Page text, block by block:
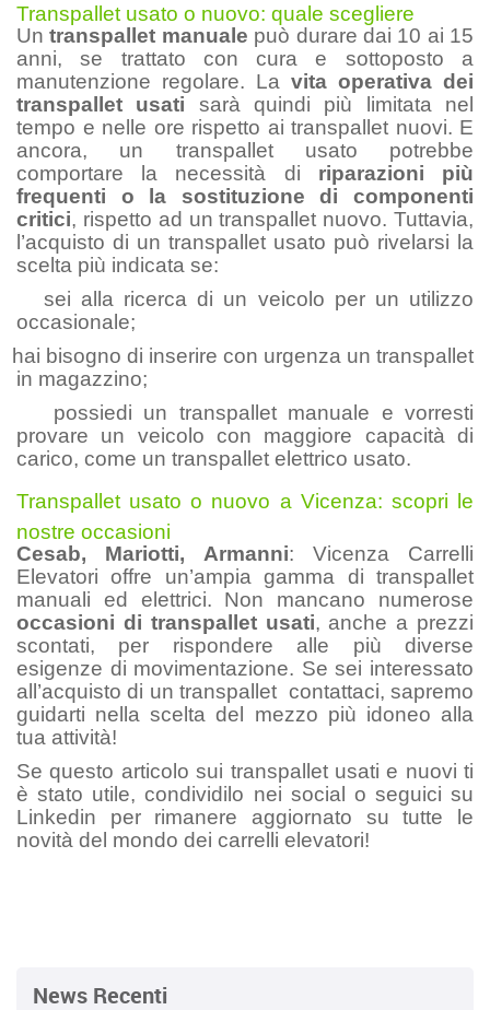
Transpallet usato o nuovo: quale scegliere
Untranspallet manuale può durare dai 10 ai 15
anni, se trattato con cura e sottoposto a
manutenzione regolare. La vita operativa dei
transpallet usati sarà quindi più limitata nel
tempo e nelle ore rispetto ai transpallet nuovi. E
ancora, un transpallet usato potrebbe
comportare la necessità di riparazioni più
frequenti o la sostituzione di componenti
critici, rispetto ad un transpallet nuovo. Tuttavia,
l’acquisto di un transpallet usato può rivelarsi la
scelta più indicata se:
sei alla ricerca di un veicolo per un utilizzo
occasionale;
hai bisogno di inserire con urgenza un transpallet
in magazzino;
possiedi un transpallet manuale e vorresti
provare un veicolo con maggiore capacità di
carico, come un transpallet elettrico usato.
Transpallet usato o nuovo a Vicenza: scopri le
nostre occasioni
Cesab, Mariotti, Armanni: Vicenza Carrelli
Elevatori offre un’ampia gamma di transpallet
manuali ed elettrici. Non mancano numerose
occasioni di transpallet usati, anche a prezzi
scontati, per rispondere alle più diverse
esigenze di movimentazione. Se sei interessato
all’acquisto di un transpallet contattaci, sapremo
guidarti nella scelta del mezzo più idoneo alla
tua attività!
Se questo articolo sui transpallet usati e nuovi ti
è stato utile, condividilo nei social o seguici su
Linkedin per rimanere aggiornato su tutte le
novità del mondo dei carrelli elevatori!
News Recenti